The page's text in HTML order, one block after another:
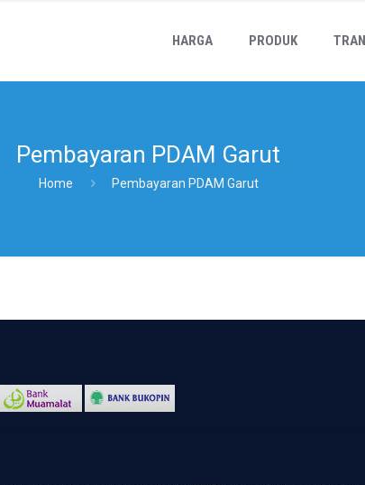
HARGA PRODUK
Pembayaran PDAM Garut
Home Pembayaran PDAM Garut